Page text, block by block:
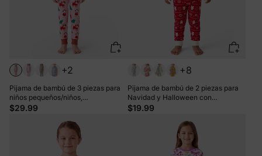
+2
Pijama de bambú de 3 piezas para
niños pequeños/niños,
Navidad/Halloween, 2 en 1, para las
$29.99
+8
Pijama de bambú de 2 piezas para
Navidad y Halloween con
estampado infantil para bebé o niño
$19.99